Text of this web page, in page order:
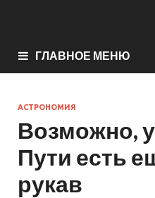
ГЛАВНОЕ МЕНЮ
АСТРОНОМИЯ
Возможно,
Пути есть
рукав